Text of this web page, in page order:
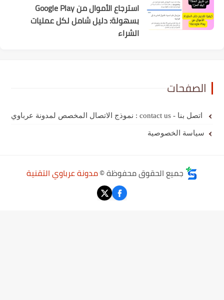
استرجاع الأموال من Google Play
بسهولة: دليل شامل لكل عمليات
الشراء
الصفحات
اتصل بنا - contact us : نموذج الاتصال المخصص لمدونة عرباوي
سياسة الخصوصية
جميع الحقوق محفوظة ©مدونة عرباوي التقنية